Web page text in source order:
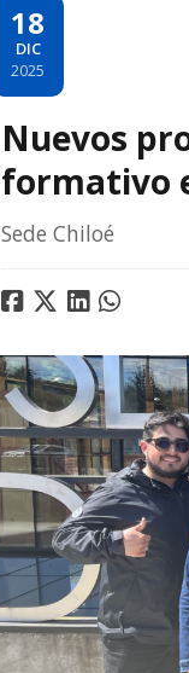
18
DIC
2025
Nuevos
formativo
Sede Chiloé